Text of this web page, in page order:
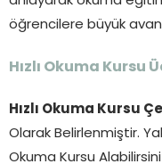
öğrencilere büyük
Hızlı Okuma Kursu
Hızlı Okuma Kursu
Olarak Belirlenmiştir.
Okuma Kursu